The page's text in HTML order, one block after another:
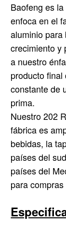
Baofeng es
enfoca en el
aluminio
crecimiento y
a nuestro
producto
constante de
prima.
Nuestro 202
fábrica es
bebidas, la
países del
países del
para